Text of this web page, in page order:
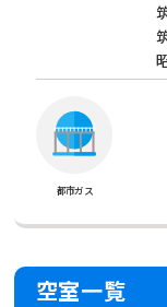
都市ガス
空室一覧